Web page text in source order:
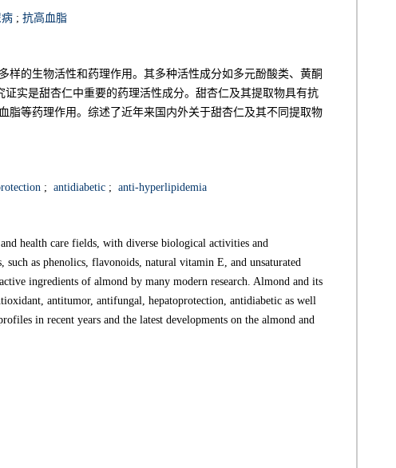
; 抗高血脂
样的生物活性和药理作用。其多种活性成分如多元酚酸类、黄酮
实是甜杏仁中重要的药理活性成分。甜杏仁及其提取物具有抗
脂等药理作用。综述了近年来国内外关于甜杏仁及其不同提取物
; antidiabetic ; anti-hyperlipidemia
health care fields, with diverse biological activities and
as phenolics, flavonoids, natural vitamin E, and unsaturated
ingredients of almond by many modern research. Almond and its
antitumor, antifungal, hepatoprotection, antidiabetic as well
in recent years and the latest developments on the almond and